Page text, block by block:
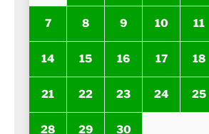
7 8 9 10 11
14 15 16 17 18
21 22 23 24 25
28 29 30